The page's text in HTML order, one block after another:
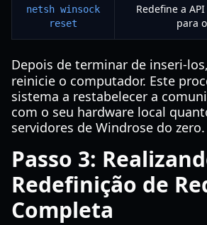
netsh winsock
reset
Redefine a
para
Depois de terminar de inseri-
reinicie o computador. Este
sistema a restabelecer a
com o seu hardware local
servidores de Windrose do zero.
Passo 3:
Redefinição de
Completa